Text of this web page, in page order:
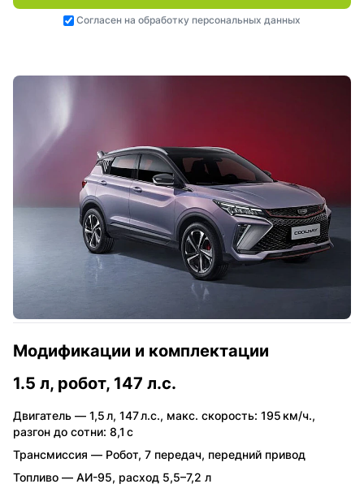
Согласен на обработку персональных данных
Модификации и комплектации
1.5 л, робот, 147 л.с.
Двигатель — 1,5 л, 147 л.с., макс. скорость: 195 км/ч.,
разгон до сотни: 8,1 с
Трансмиссия — Робот, 7 передач, передний привод
Топливо — АИ-95, расход 5,5–7,2 л